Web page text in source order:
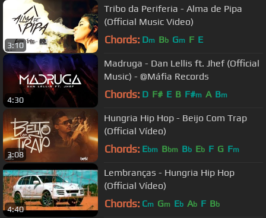
3:10
Tribo da Periferia - Alma de Pipa
(Official Music Video)
Chords: Dm Bb Gm F E
4:30
Madruga - Dan Lellis ft. Jhef (Official
Music) - @Máfia Records
Chords: D F# E B F#m A Bm
3:08
Hungria Hip Hop - Beijo Com Trap
(Official Vídeo)
Chords: Ebm Bbm Bb Eb F G Fm
4:40
Lembranças - Hungria Hip Hop
(Official Vídeo)
Chords: Cm Gm Eb Ab F Bb